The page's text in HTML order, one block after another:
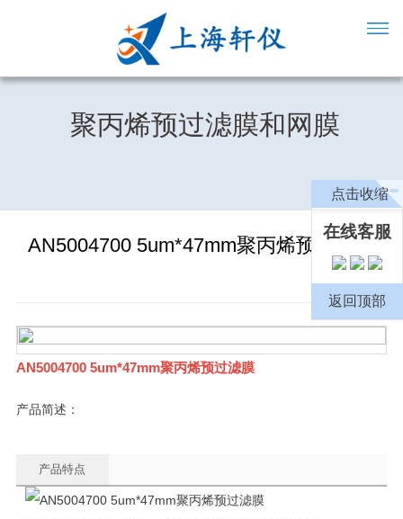
聚丙烯预过滤膜和网膜
AN5004700 5um*47mm聚丙烯预过滤膜
AN5004700 5um*47mm聚丙烯预过滤膜
产品简述：
产品特点
点击收缩
在线客服
返回顶部